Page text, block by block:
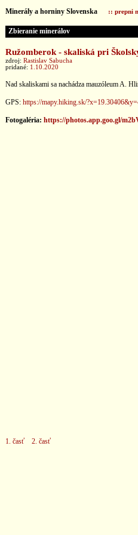
Minerály a horniny Slovenska :: prepni
Zbieranie minerálov
Ružomberok - skaliská pri
zdroj: Rastislav Sabucha
pridané: 1.10.2020
Nad skaliskami sa nachádza mauzóleum A.
GPS: https://mapy.hiking.sk/
Fotogaléria: https://photos.app.goo.gl/
1. časť 2. časť